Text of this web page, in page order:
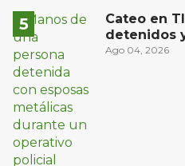
Cateo en
detenidos
un arma
Ago 04, 2026